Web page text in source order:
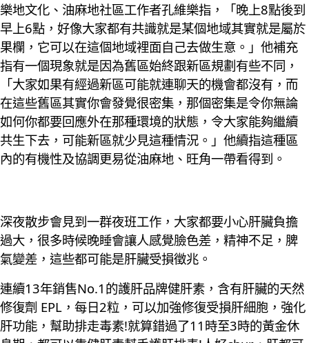
樂地文化、油麻地社區工作者孔維樂指，「晚上8點後到
早上6點，好像大家都有共識就是某個地域其實就是屬於
果欄，它可以在這個地域裡面自己去做生意。」他補充
指有一個現象就是因為舊區始終跟新區規劃有些不同，
「大家如果有經過新區可能就連聊天的機會都沒有，而
在這些舊區其實你會發覺很密集，那個密集是令你無論
如何你都要回應外在那種環境的狀態，令大家能夠繼續
共生下去，可能新區就少見這種情況。」他續指這種區
內的有機性及協調更易從油麻地、旺角一帶看得到。
深夜散步會見到一群夜班工作，大家都要小心肝臟負擔
過大，很多時候晚睡會讓人感覺臉色差，精神不足，脾
氣變差，這些都可能是肝臟受損徵兆。
連續13年銷售No.1的護肝品牌健肝素，含有肝臟的天然
修復劑 EPL，每日2粒，可以加強修復受損肝細胞，強化
肝功能，幫助排走毒素!就算錯過了11時至3時的黃金休